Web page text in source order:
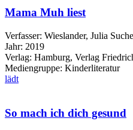
Mama Muh liest
Verfasser: Wieslander, Julia
Jahr: 2019
Verlag: Hamburg, Verlag
Mediengruppe: Kinderliteratur
lädt
So mach ich dich gesund